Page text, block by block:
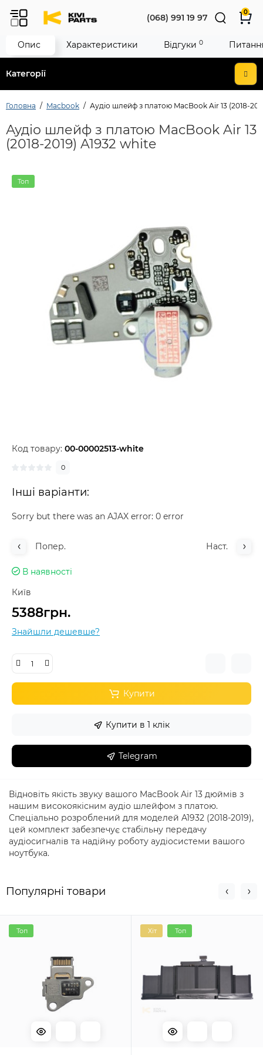
Категорії
(068) 991 19 97
0
Головна Macbook Аудіо шлейф з платою MacBook Air 13 (2018-
Аудіо шлейф з платою MacBook Air 13
(2018-2019) A1932 white
Топ
Код товару: 00-00002513-white
0
Інші варіанти:
Sorry but there was an AJAX error: 0 error
Попер. Наст.
В наявності
Київ
5388грн.
Знайшли дешевше?
Купити
Купити в 1 клік
Telegram
Опис Характеристики Відгуки 0
Відновіть якість звуку вашого MacBook Air 13 дюймів з
нашим високоякісним аудіо шлейфом з платою.
Спеціально розроблений для моделей A1932 (2018-2019),
цей комплект забезпечує стабільну передачу
аудіосигналів та надійну роботу аудіосистеми вашого
ноутбука.
Популярні товари
Топ Хіт Топ